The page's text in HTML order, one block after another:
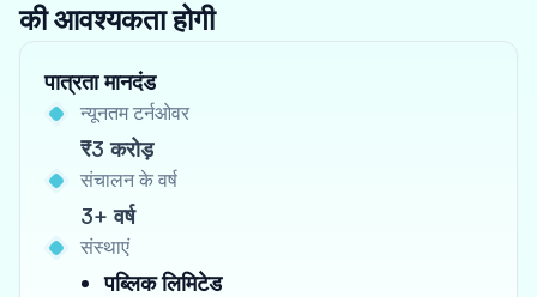
की आवश्यकता होगी
पात्रता मानदंड
न्यूनतम टर्नओवर
₹3 करोड़
संचालन के वर्ष
3+ वर्ष
संस्थाएं
पब्लिक लिमिटेड